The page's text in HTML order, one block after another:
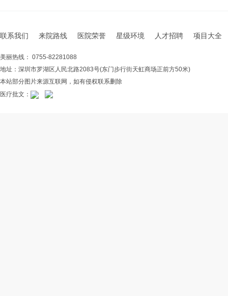
联系我们 来院路线 医院荣誉 星级环境 人才招聘 项目大全
美丽热线： 0755-82281088
地址：深圳市罗湖区人民北路2083号(东门步行街天虹商场正前方50米)
本站部分图片来源互联网，如有侵权联系删除
医疗批文：